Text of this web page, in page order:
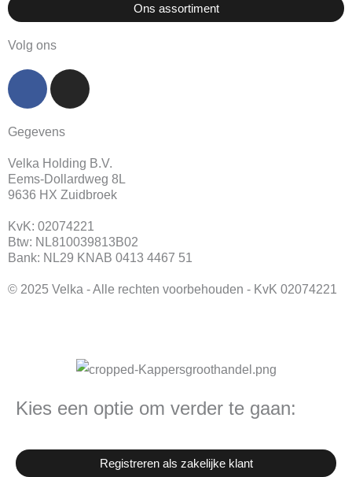
Ons assortiment
Volg ons
F
e
b
o
o
k
a
g
r
a
m
Gegevens
Velka Holding B.V.
Eems-Dollardweg 8L
9636 HX Zuidbroek
KvK: 02074221
Btw: NL810039813B02
Bank: NL29 KNAB 0413 4467 51
© 2025 Velka - Alle rechten voorbehouden - KvK 02074221
Kies een optie om verder te gaan:
Registreren als zakelijke klant